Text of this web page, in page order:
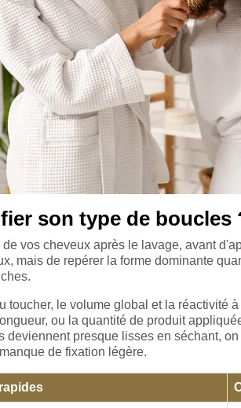
son type de boucles
vos cheveux après le lavage, avant
mais de repérer la forme dominante
toucher, le volume global et la réactivité
ou la quantité de produit
deviennent presque lisses en séchant,
de fixation légère.